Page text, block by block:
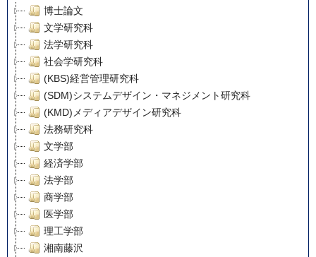
博士論文
文学研究科
法学研究科
社会学研究科
(KBS)経営管理研究科
(SDM)システムデザイン・マネジメント研究科
(KMD)メディアデザイン研究科
法務研究科
文学部
経済学部
法学部
商学部
医学部
理工学部
湘南藤沢